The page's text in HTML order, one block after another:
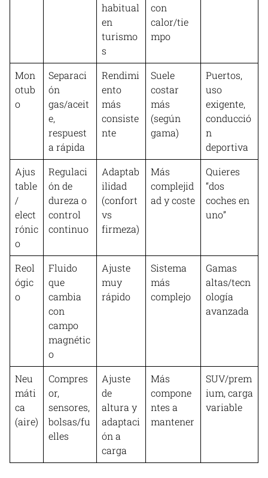
habitual
en
turismo
s
con
calor/tie
mpo
Mon
otub
o
Separaci
ón
gas/aceit
e,
respuest
a rápida
Rendimi
ento
más
consiste
nte
Suele
costar
más
(según
gama)
Puertos,
uso
exigente,
conducció
n
deportiva
Ajus
table
/
elect
rónic
o
Regulaci
ón de
dureza o
control
continuo
Adaptab
ilidad
(confort
vs
firmeza)
Más
complejid
ad y coste
Quieres
“dos
coches en
uno”
Reol
ógic
o
Fluido
que
cambia
con
campo
magnétic
o
Ajuste
muy
rápido
Sistema
más
complejo
Gamas
altas/tecn
ología
avanzada
Neu
máti
ca
(aire)
Compres
or,
sensores,
bolsas/fu
elles
Ajuste
de
altura y
adaptaci
ón a
carga
Más
compone
ntes a
mantener
SUV/prem
ium, carga
variable